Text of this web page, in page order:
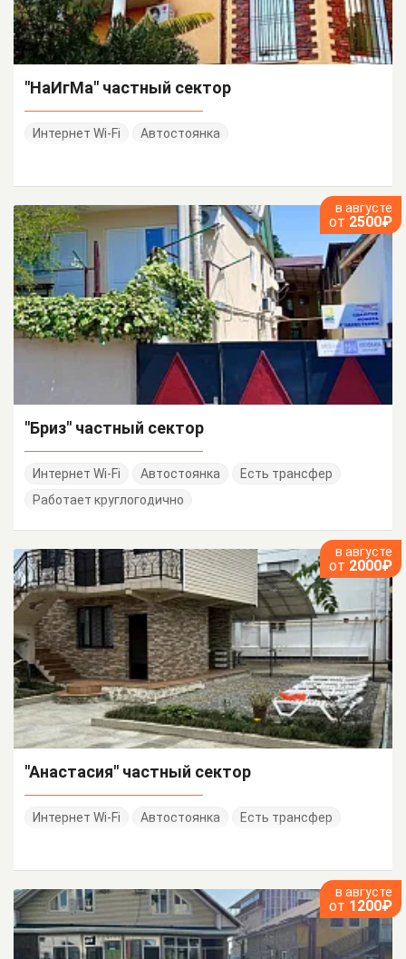
"НаИгМа" частный сектор
Интернет Wi-Fi Автостоянка
в августе
от 2500₽
"Бриз" частный сектор
Интернет Wi-Fi Автостоянка
Есть трансфер
Работает круглогодично
в августе
от 2000₽
"Анастасия" частный сектор
Интернет Wi-Fi Автостоянка Есть трансфер
в августе
от 1200₽